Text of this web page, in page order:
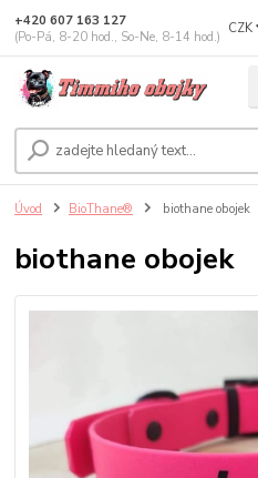
CZK
+420 607 163 127
(Po-Pá, 8-20 hod., So-Ne, 8-14 hod.)
Úvod BioThane® biothane obojek
biothane obojek